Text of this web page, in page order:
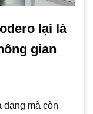
lại là
gian
dạng mà còn